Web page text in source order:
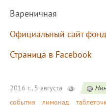
Вареничная
Официальный сайт
Страница в Facebook
2016 г., 5 августа
события
лимонад